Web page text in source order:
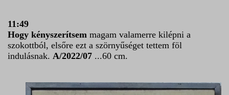
11:49
Hogy kényszerítsem magam valamerre kilépni a
szokottból, elsőre ezt a szörnyűséget tettem föl
indulásnak. A/2022/07 ...60 cm.